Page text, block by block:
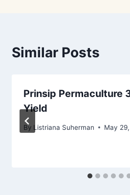
Similar Posts
Prinsip Permaculture
Yield
By Listriana Suherman May